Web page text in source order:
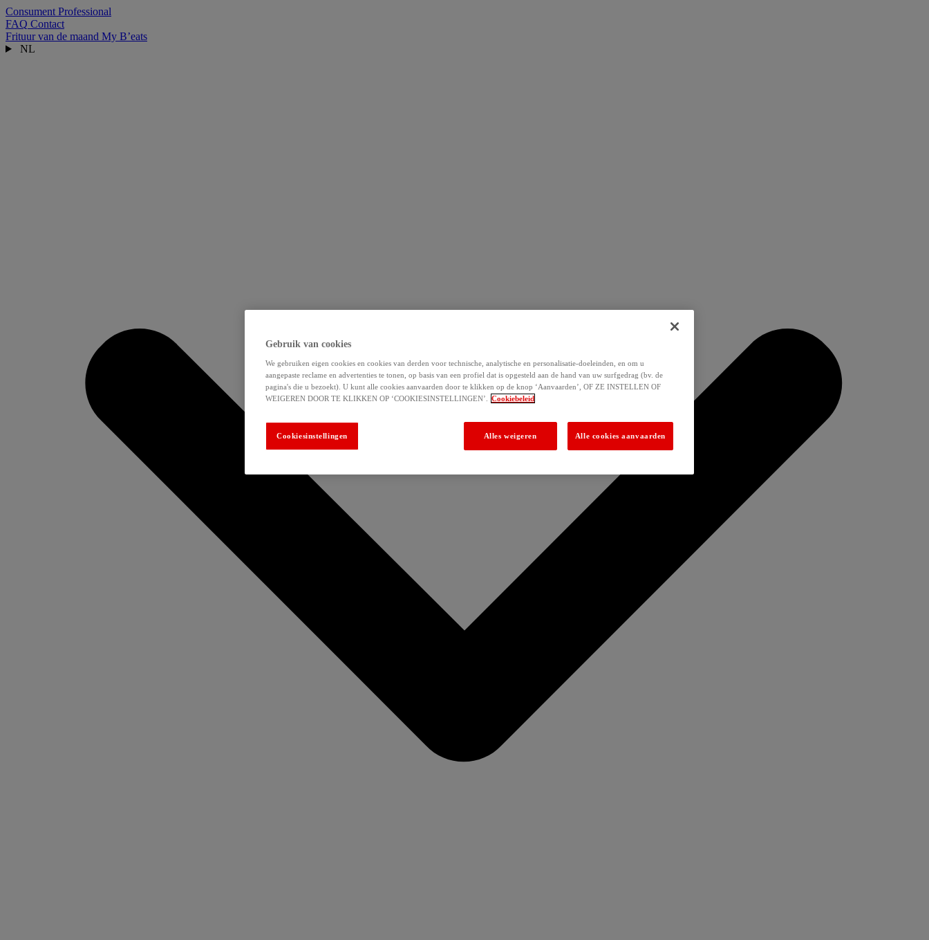
Consument Professional
FAQ Contact
Frituur van de maand My B’eats
NL
Gebruik van cookies
We gebruiken eigen cookies en cookies van derden voor technische, analytische en personalisatie-doeleinden, en om u
aangepaste reclame en advertenties te tonen, op basis van een profiel dat is opgesteld aan de hand van uw surfgedrag (bv. de
pagina's die u bezoekt). U kunt alle cookies aanvaarden door te klikken op de knop ‘Aanvaarden’, OF ZE INSTELLEN OF
WEIGEREN DOOR TE KLIKKEN OP ‘COOKIESINSTELLINGEN’.
Cookiebeleid
Alles weigeren Alle cookies aanvaarden
Cookiesinstellingen